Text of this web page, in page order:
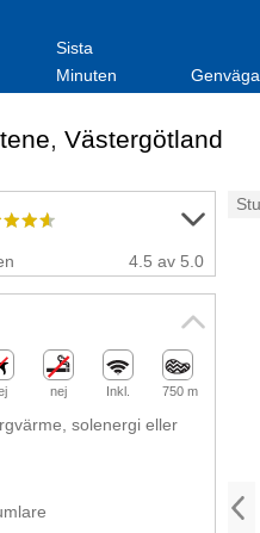
Sista
Minuten
, Västergötland
4.5 av 5.0
nej Inkl. 750 m
solenergi eller